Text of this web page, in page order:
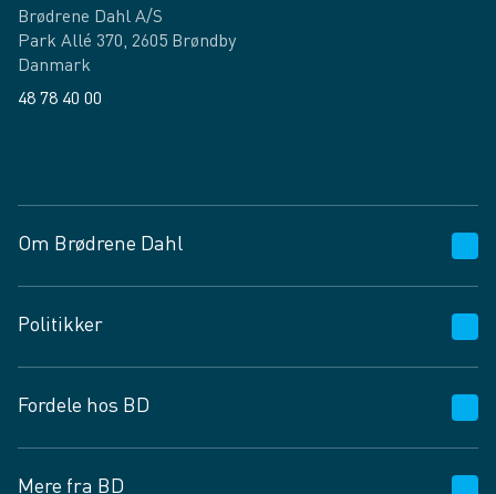
Brødrene Dahl A/S
Park Allé 370, 2605 Brøndby
Danmark
48 78 40 00
Om Brødrene Dahl
Vagttelefon 30 10 89 89
Spørgsmål og svar
Job og karriere
Fødevarekontrolrapport
Politikker
Privatlivspolitik
Cookies
Fordele hos BD
Mere fra BD